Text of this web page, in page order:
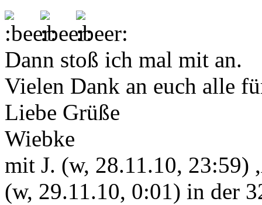
Dann stoß ich mal mit an.
Vielen Dank an euch alle
Liebe Grüße
Wiebke
mit J. (w, 28.11.10, 23:59)
(w, 29.11.10, 0:01) in der